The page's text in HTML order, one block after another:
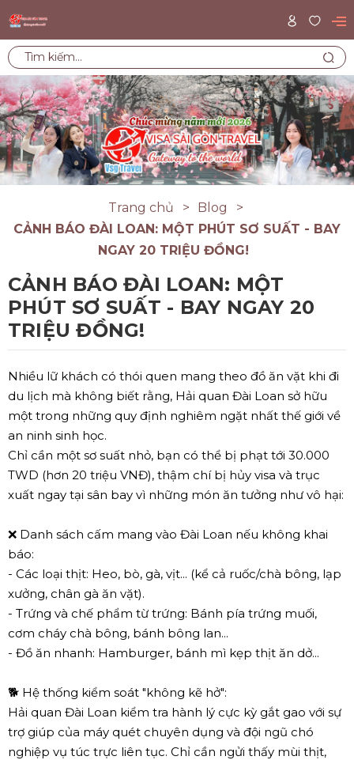
Trang chủ
Blog
CẢNH BÁO ĐÀI LOAN: MỘT PHÚT SƠ SUẤT - BAY
NGAY 20 TRIỆU ĐỒNG!
CẢNH BÁO ĐÀI LOAN: MỘT
PHÚT SƠ SUẤT - BAY NGAY 20
TRIỆU ĐỒNG!
Nhiều lữ khách có thói quen mang theo đồ ăn vặt khi đi
du lịch mà không biết rằng, Hải quan Đài Loan sở hữu
một trong những quy định nghiêm ngặt nhất thế giới về
an ninh sinh học.
Chỉ cần một sơ suất nhỏ, bạn có thể bị phạt tới 30.000
TWD (hơn 20 triệu VNĐ), thậm chí bị hủy visa và trục
xuất ngay tại sân bay vì những món ăn tưởng như vô hại:
❌ Danh sách cấm mang vào Đài Loan nếu không khai
báo:
- Các loại thịt: Heo, bò, gà, vịt... (kể cả ruốc/chà bông, lạp
xưởng, chân gà ăn vặt).
- Trứng và chế phẩm từ trứng: Bánh pía trứng muối,
cơm cháy chà bông, bánh bông lan...
- Đồ ăn nhanh: Hamburger, bánh mì kẹp thịt ăn dở...
🐕 Hệ thống kiểm soát "không kẽ hở":
Hải quan Đài Loan kiểm tra hành lý cực kỳ gắt gao với sự
trợ giúp của máy quét chuyên dụng và đội ngũ chó
nghiệp vụ túc trực liên tục. Chỉ cần ngửi thấy mùi thịt,